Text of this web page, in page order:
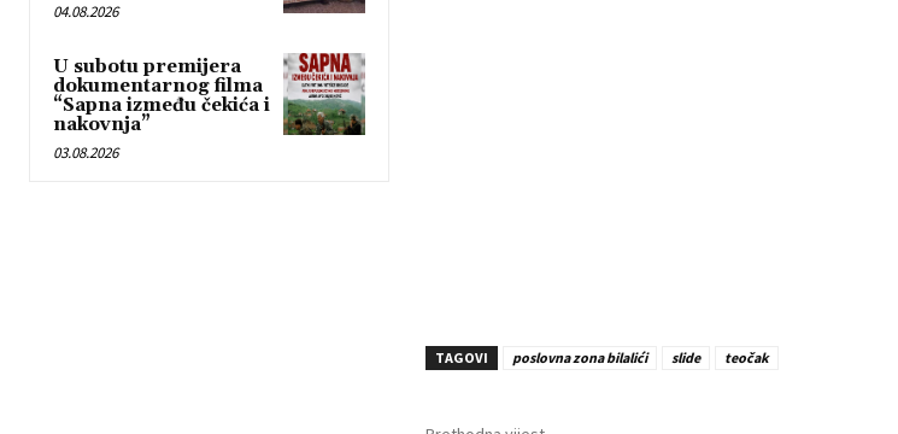
04.08.2026
U subotu premijera
dokumentarnog filma
“Sapna između čekića i
nakovnja”
03.08.2026
TAGOVI poslovna zona bilalići slide teočak